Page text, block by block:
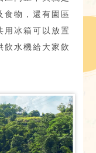
食物，還有園區
用冰箱可以放置
飲水機給大家飲